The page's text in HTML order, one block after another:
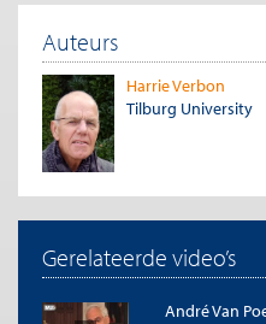
Auteurs
Harrie Verbon
Tilburg University
Gerelateerde video’s
André Van